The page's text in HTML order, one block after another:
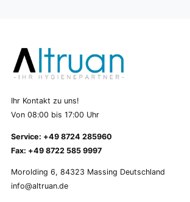
Ihr Kontakt zu uns!
Von 08:00 bis 17:00 Uhr
Service: +49 8724 285960
Fax: +49 8722 585 9997
Morolding 6, 84323 Massing Deutschland
info@altruan.de